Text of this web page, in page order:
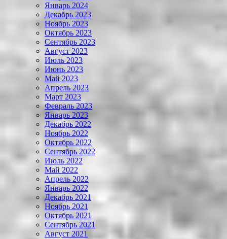
Январь 2024
Декабрь 2023
Ноябрь 2023
Октябрь 2023
Сентябрь 2023
Август 2023
Июль 2023
Июнь 2023
Май 2023
Апрель 2023
Март 2023
Февраль 2023
Январь 2023
Декабрь 2022
Ноябрь 2022
Октябрь 2022
Сентябрь 2022
Июль 2022
Май 2022
Апрель 2022
Январь 2022
Декабрь 2021
Ноябрь 2021
Октябрь 2021
Сентябрь 2021
Август 2021